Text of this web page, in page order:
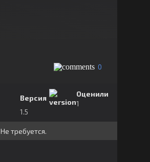
0
Версия
1.5
Оценили
1
⁣⁣⁣Не требуется.